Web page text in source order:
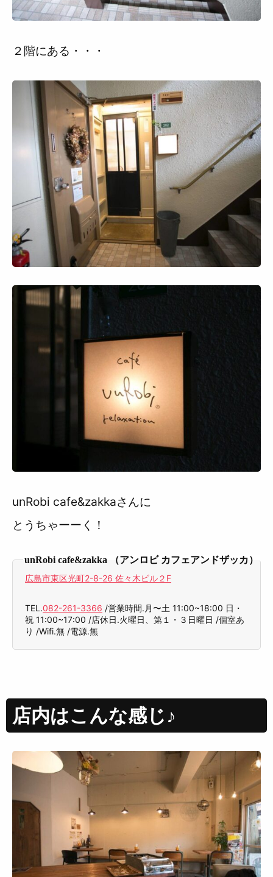
２階にある・・・
unRobi cafe&zakkaさんに
とうちゃーーく！
unRobi cafe&zakka （アンロビ カフェアンドザッカ）
広島市東区光町2-8-26 佐々木ビル２F
TEL.082-261-3366 /営業時間.月〜土 11:00~18:00 日・
祝 11:00~17:00 /店休日.火曜日、第１・３日曜日 /個室あ
り /Wifi.無 /電源.無
店内はこんな感じ♪